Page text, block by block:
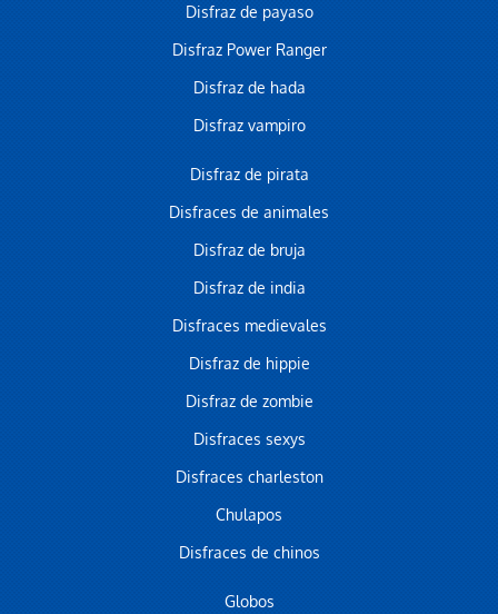
Disfraz de payaso
Disfraz Power Ranger
Disfraz de hada
Disfraz vampiro
Disfraz de pirata
Disfraces de animales
Disfraz de bruja
Disfraz de india
Disfraces medievales
Disfraz de hippie
Disfraz de zombie
Disfraces sexys
Disfraces charleston
Chulapos
Disfraces de chinos
Globos